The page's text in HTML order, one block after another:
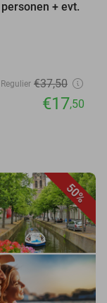
+ evt.
Regulier €37,50
€17,50
50%